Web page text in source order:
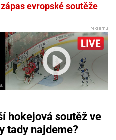
evropské soutěže
hokejová soutěž ve
tady najdeme?